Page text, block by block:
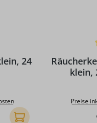
24
In den Warenkorb
klein,
Preise